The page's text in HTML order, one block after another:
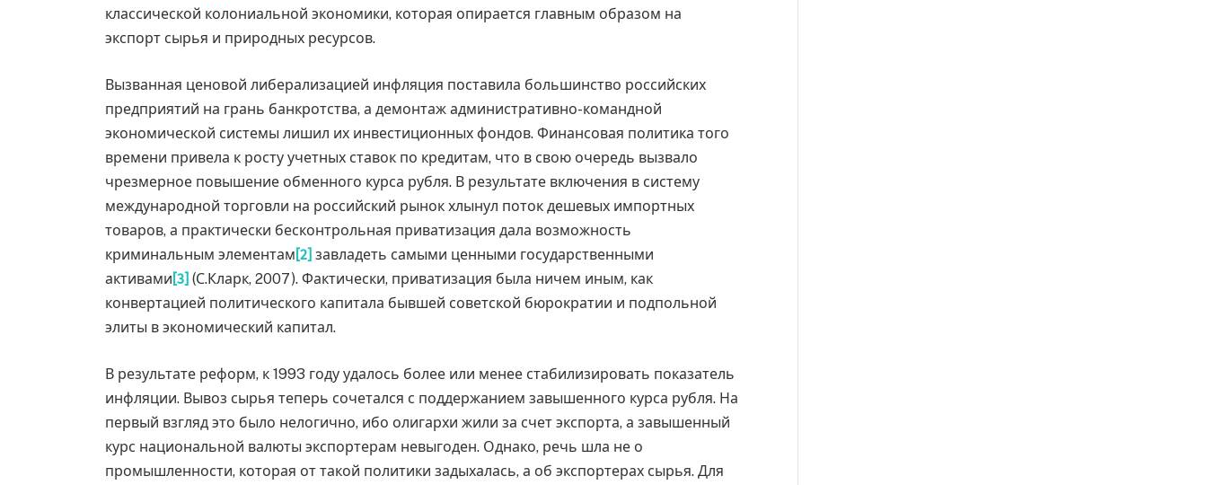
классической колониальной экономики, которая опирается главным образом на
экспорт сырья и природных ресурсов.
Вызванная ценовой либерализацией инфляция поставила большинство российских
предприятий на грань банкротства, а демонтаж административно-командной
экономической системы лишил их инвестиционных фондов. Финансовая политика того
времени привела к росту учетных ставок по кредитам, что в свою очередь вызвало
чрезмерное повышение обменного курса рубля. В результате включения в систему
международной торговли на российский рынок хлынул поток дешевых импортных
товаров, а практически бесконтрольная приватизация дала возможность
криминальным элементам [2] завладеть самыми ценными государственными
активами [3] (С.Кларк, 2007). Фактически, приватизация была ничем иным, как
конвертацией политического капитала бывшей советской бюрократии и подпольной
элиты в экономический капитал.
В результате реформ, к 1993 году удалось более или менее стабилизировать показатель
инфляции. Вывоз сырья теперь сочетался с поддержанием завышенного курса рубля. На
первый взгляд это было нелогично, ибо олигархи жили за счет экспорта, а завышенный
курс национальной валюты экспортерам невыгоден. Однако, речь шла не о
промышленности, которая от такой политики задыхалась, а об экспортерах сырья. Для